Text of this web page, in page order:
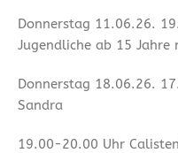
Donnerstag 11.06.26.
Jugendliche ab 15
Donnerstag 18.06.26.
Sandra
19.00-20.00 Uhr